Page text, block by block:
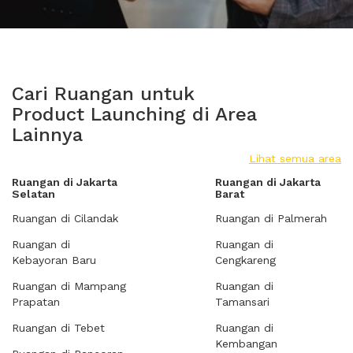
Cari Ruangan untuk
Product Launching di Area
Lainnya
Lihat semua area
Ruangan di Jakarta
Selatan
Ruangan di Cilandak
Ruangan di
Kebayoran Baru
Ruangan di Mampang
Prapatan
Ruangan di Tebet
Ruangan di Jakarta
Barat
Ruangan di Palmerah
Ruangan di
Cengkareng
Ruangan di
Tamansari
Ruangan di
Kembangan